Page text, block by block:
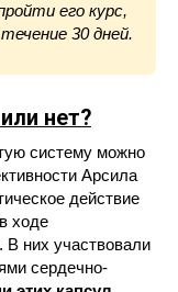
его курс,
30 дней.
нет?
систему можно
Арсила
действие
ходе
В них участвовали
сердечно-